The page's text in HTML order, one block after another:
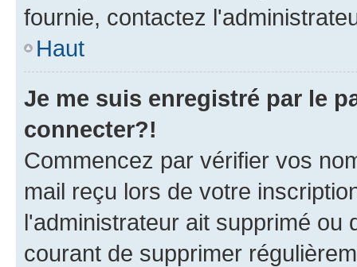
fournie, contactez
Haut
Je me suis enregistré par le
connecter?!
Commencez par vérifier vos
mail reçu lors de votre
l'administrateur ait supprimé ou
courant de supprimer